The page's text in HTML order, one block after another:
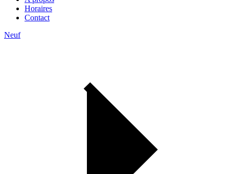
Horaires
Contact
Neuf